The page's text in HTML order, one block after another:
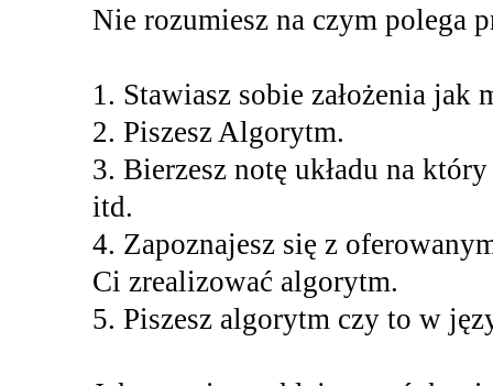
Nie rozumiesz na czym polega
1. Stawiasz sobie założenia jak
2. Piszesz Algorytm.
3. Bierzesz notę układu na
itd.
4. Zapoznajesz się z
Ci zrealizować algorytm.
5. Piszesz algorytm czy to w